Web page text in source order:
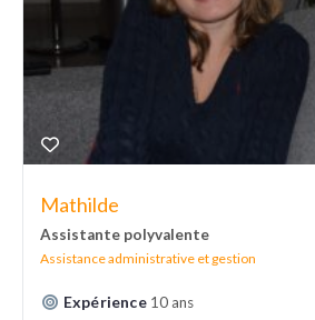
Mathilde
Assistante polyvalente
Assistance administrative et gestion
Expérience 10 ans